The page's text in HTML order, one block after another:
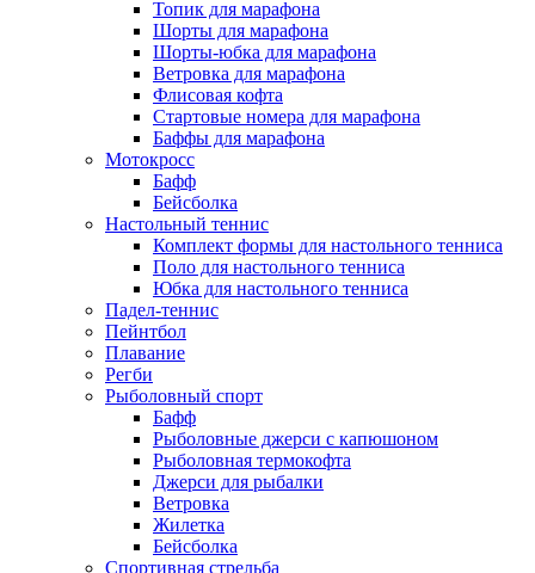
Топик для марафона
Шорты для марафона
Шорты-юбка для марафона
Ветровка для марафона
Флисовая кофта
Стартовые номера для марафона
Баффы для марафона
Мотокросс
Бафф
Бейсболка
Настольный теннис
Комплект формы для настольного тенниса
Поло для настольного тенниса
Юбка для настольного тенниса
Падел-теннис
Пейнтбол
Плавание
Регби
Рыболовный спорт
Бафф
Рыболовные джерси с капюшоном
Рыболовная термокофта
Джерси для рыбалки
Ветровка
Жилетка
Бейсболка
Спортивная стрельба